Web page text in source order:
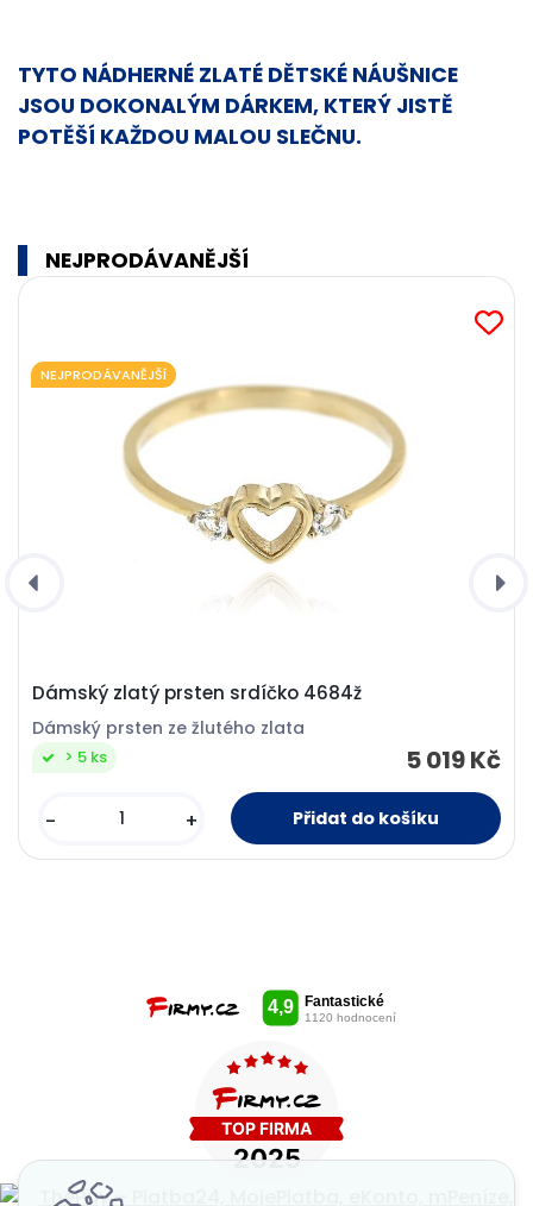
TYTO NÁDHERNÉ ZLATÉ DĚTSKÉ NÁUŠNICE
JSOU DOKONALÝM DÁRKEM, KTERÝ JISTĚ
POTĚŠÍ KAŽDOU MALOU SLEČNU.
NEJPRODÁVANĚJŠÍ
Dámský zlatý prsten srdíčko 4684ž
Dámský prsten ze žlutého zlata
5 019 Kč
- +
> 5 ks
NEJPRODÁVANĚJŠÍ